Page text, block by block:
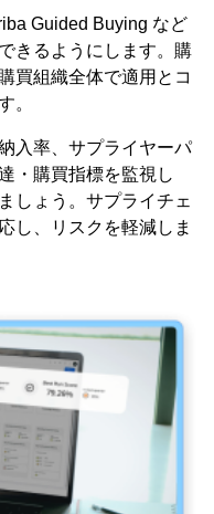
Guided Buying など
きるようにします。購
買組織全体で適用とコ
。
入率、サプライヤーパ
・購買指標を監視し
しょう。サプライチェ
し、リスクを軽減しま